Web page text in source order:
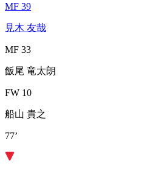
MF 39
見木 友哉
MF 33
飯尾 竜太朗
FW 10
船山 貴之
77’